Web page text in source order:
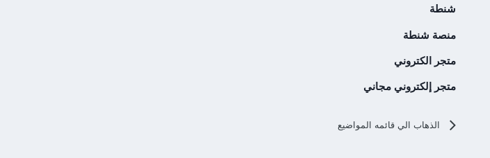
شنطة
منصة شنطة
متجر الكتروني
متجر إلكتروني مجاني
الذهاب الي قائمه المواضيع